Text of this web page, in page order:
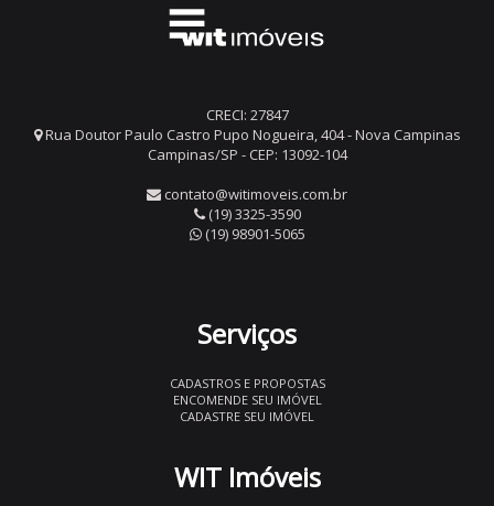
CRECI: 27847
Rua Doutor Paulo Castro Pupo Nogueira, 404 - Nova Campinas
Campinas/SP - CEP: 13092-104
contato@witimoveis.com.br
(19) 3325-3590
(19) 98901-5065
Serviços
CADASTROS E PROPOSTAS
ENCOMENDE SEU IMÓVEL
CADASTRE SEU IMÓVEL
WIT Imóveis